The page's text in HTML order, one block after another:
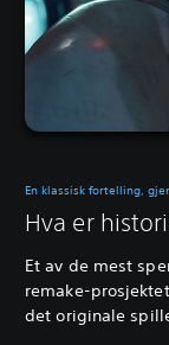
En klassisk fortelling,
Hva er
Et av de mest
remake-
det originale